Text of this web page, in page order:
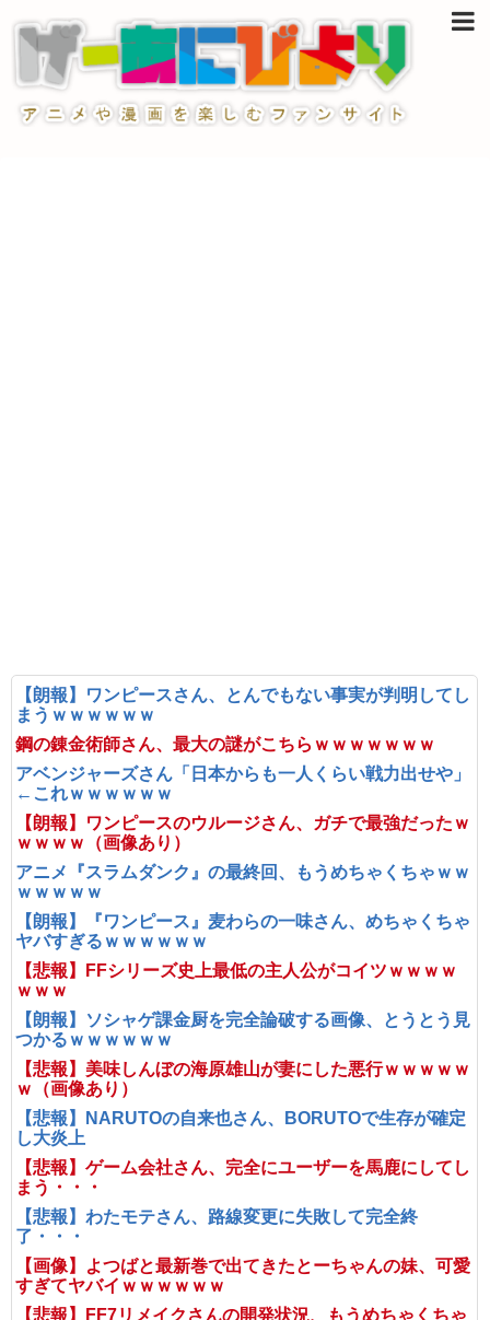
【朗報】ワンピースさん、とんでもない事実が判明してし
まうｗｗｗｗｗｗ
鋼の錬金術師さん、最大の謎がこちらｗｗｗｗｗｗｗ
アベンジャーズさん「日本からも一人くらい戦力出せや」
←これｗｗｗｗｗｗ
【朗報】ワンピースのウルージさん、ガチで最強だったｗ
ｗｗｗｗ（画像あり）
アニメ『スラムダンク』の最終回、もうめちゃくちゃｗｗ
ｗｗｗｗｗ
【朗報】『ワンピース』麦わらの一味さん、めちゃくちゃ
ヤバすぎるｗｗｗｗｗｗ
【悲報】FFシリーズ史上最低の主人公がコイツｗｗｗｗ
ｗｗｗ
【朗報】ソシャゲ課金厨を完全論破する画像、とうとう見
つかるｗｗｗｗｗｗ
【悲報】美味しんぼの海原雄山が妻にした悪行ｗｗｗｗｗ
ｗ（画像あり）
【悲報】NARUTOの自来也さん、BORUTOで生存が確定
し大炎上
【悲報】ゲーム会社さん、完全にユーザーを馬鹿にしてし
まう・・・
【悲報】わたモテさん、路線変更に失敗して完全終
了・・・
【画像】よつばと最新巻で出てきたとーちゃんの妹、可愛
すぎてヤバイｗｗｗｗｗｗ
【悲報】FF7リメイクさんの開発状況、もうめちゃくちゃ